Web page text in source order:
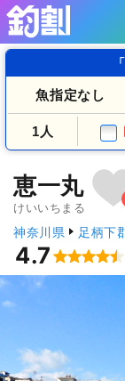
魚指定なし
1人
恵一丸
けいいちまる
神奈川県 足柄下
4.7